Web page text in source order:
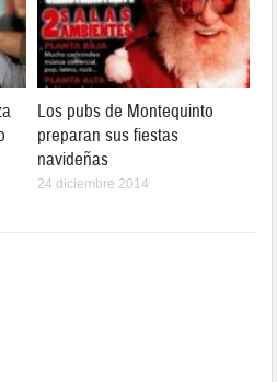
Los pubs de Montequinto
preparan sus fiestas
navideñas
24 diciembre 2014